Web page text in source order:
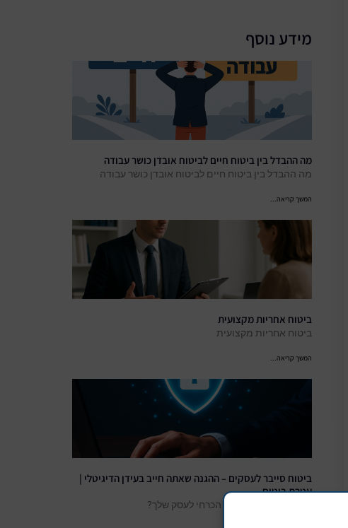
מידע נוסף
מה ההבדל בין ביטוח חיים לביטוח אובדן כושר עבודה
מה ההבדל בין ביטוח חיים לביטוח אובדן כושר עבודה
המשך קריאה...
ביטוח אחריות מקצועית
ביטוח אחריות מקצועית
המשך קריאה...
ביטוח סייבר לעסקים – ההגנה שאתה חייב בעידן הדיגיטלי |
עטרת ביטוח
האם ביטוח סייבר הוא הכרחי לעסק שלך?